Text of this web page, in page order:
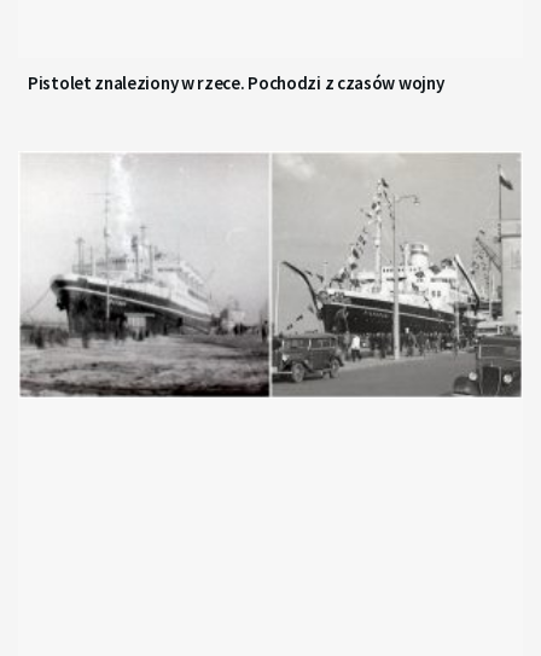
Pistolet znaleziony w rzece. Pochodzi z czasów wojny